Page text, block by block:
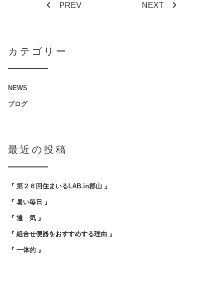
PREV NEXT
カテゴリー
NEWS
ブログ
最近の投稿
『 第２６回住まいるLAB.in郡山 』
『 暑い毎日 』
『 通 気 』
『 組合せ便器をおすすめする理由 』
『 一体的 』